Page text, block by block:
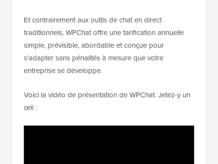
Et contrairement aux outils de chat en direct
traditionnels, WPChat offre une tarification annuelle
simple, prévisible, abordable et conçue pour
s'adapter sans pénalités à mesure que votre
entreprise se développe.
Voici la vidéo de présentation de WPChat. Jetez-y un
œil :